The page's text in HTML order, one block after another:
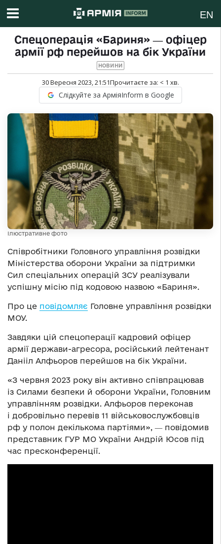
EN
Спецоперація «Бариня» ― офіцер
армії рф перейшов на бік України
НОВИНИ
30 Вересня 2023, 21:51Прочитаєте за: < 1 хв.
Слідкуйте за АрміяInform в Google
Ілюстративне фото
Співробітники Головного управління розвідки
Міністерства оборони України за підтримки
Сил спеціальних операцій ЗСУ реалізували
успішну місію під кодовою назвою «Бариня».
Про це повідомляє Головне управління розвідки
МОУ.
Завдяки цій спецоперації кадровий офіцер
армії держави-агресора, російський лейтенант
Данііл Алфьоров перейшов на бік України.
«З червня 2023 року він активно співпрацював
із Силами безпеки й оборони України, Головним
управлінням розвідки. Алфьоров переконав
і добровільно перевів 11 військовослужбовців
рф у полон декількома партіями», ― повідомив
представник ГУР МО України Андрій Юсов під
час пресконференції.